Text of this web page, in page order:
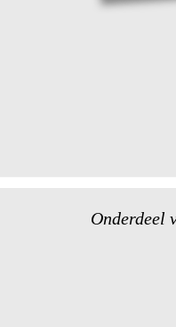
Onderdeel